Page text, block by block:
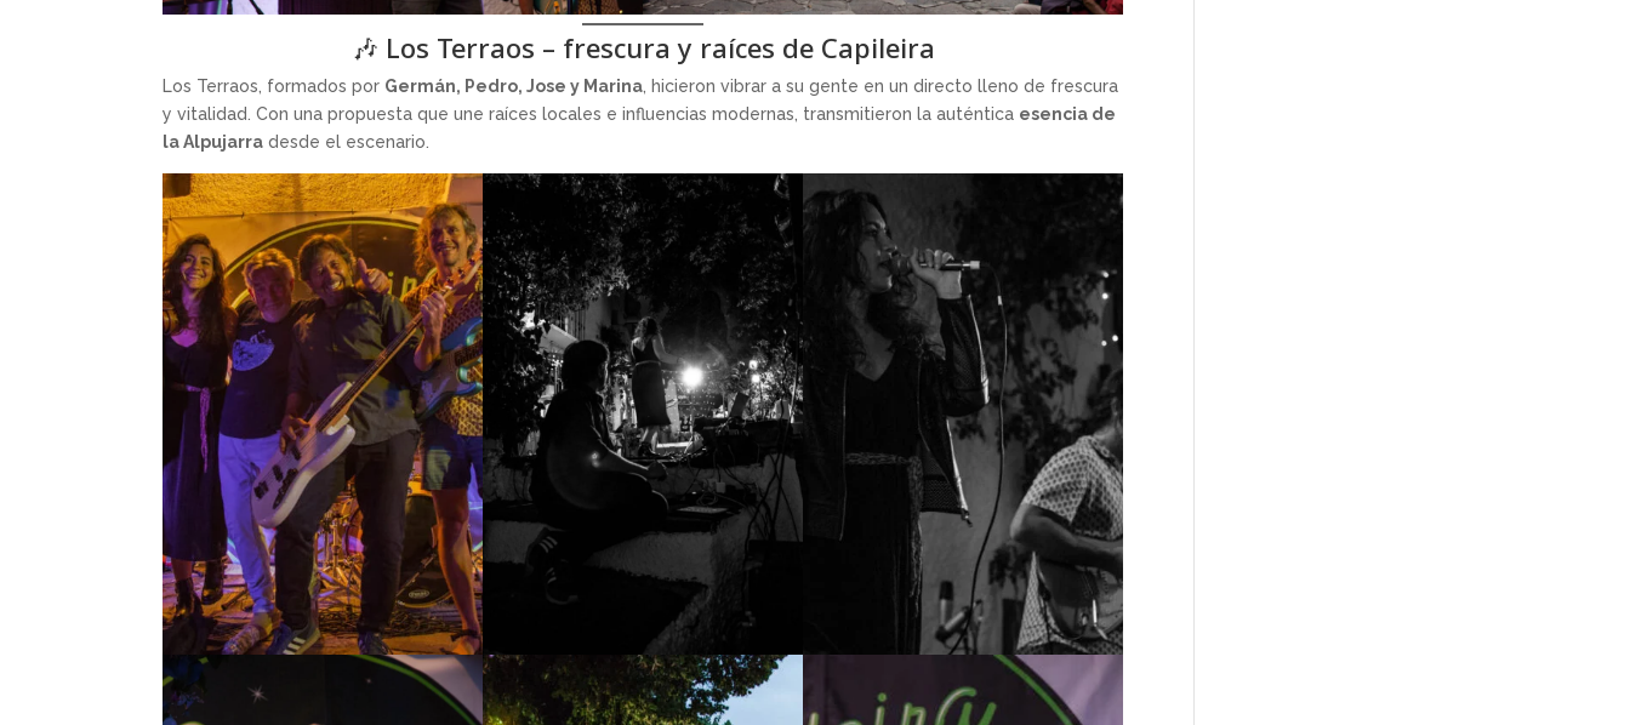
🎶 Los Terraos – frescura y raíces de Capileira
Los Terraos, formados por Germán, Pedro, Jose y Marina, hicieron vibrar a su gente en un directo lleno de frescura
y vitalidad. Con una propuesta que une raíces locales e influencias modernas, transmitieron la auténtica esencia de
la Alpujarra desde el escenario.